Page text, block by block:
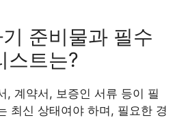
준비물과 필수
스트는?
, 계약서, 보증인 서류 등이 필
최신 상태여야 하며, 필요한 경